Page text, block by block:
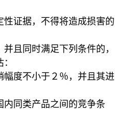
证据，不得将造成损害的
同时满足下列条件的，
度不小于２％，并且其进
同类产品之间的竞争条